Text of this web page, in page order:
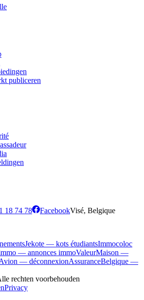
publiceren
18 74 78 FacebookVisé, Belgique
Jekote — kots étudiantsImmocoloc
— annonces immoValeurMaison —
— déconnexionAssuranceBelgique —
rechten voorbehouden
Privacy